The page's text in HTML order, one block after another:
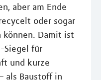
aber am Ende
oder sogar
Damit ist
Siegel für
und kurze
als Baustoff in